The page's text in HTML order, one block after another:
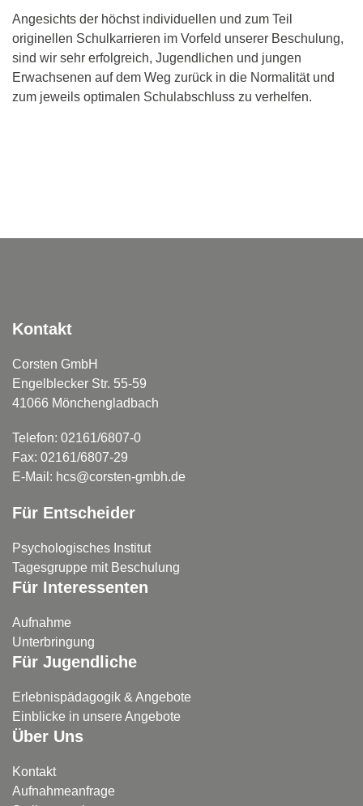
Angesichts der höchst individuellen und zum Teil
originellen Schulkarrieren im Vorfeld unserer Beschulung,
sind wir sehr erfolgreich, Jugendlichen und jungen
Erwachsenen auf dem Weg zurück in die Normalität und
zum jeweils optimalen Schulabschluss zu verhelfen.
Kontakt
Corsten GmbH
Engelblecker Str. 55-59
41066 Mönchengladbach
Telefon: 02161/6807-0
Fax: 02161/6807-29
E-Mail: hcs@corsten-gmbh.de
Für Entscheider
Psychologisches Institut
Tagesgruppe mit Beschulung
Für Interessenten
Aufnahme
Unterbringung
Für Jugendliche
Erlebnispädagogik & Angebote
Einblicke in unsere Angebote
Über Uns
Kontakt
Aufnahmeanfrage